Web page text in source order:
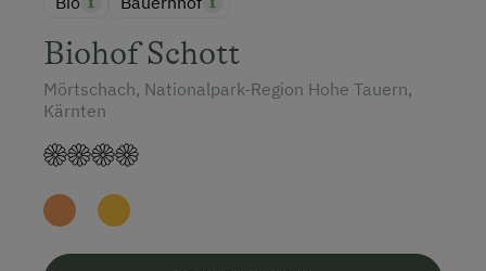
Biohof Schott
Mörtschach, Nationalpark-Region Hohe Tauern,
Kärnten